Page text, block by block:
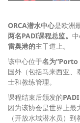
ORCA潜水中心是欧洲
两名PADI课程总监。
雷奥港的主干道上。
该中心位于名为“Porto
国外（包括马来西亚、
士和教练管理。
课程结束后颁发的
因为该协会是世界上最
（开放水域潜水员）